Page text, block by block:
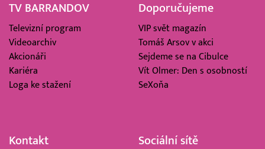
TV BARRANDOV
Televizní program
Videoarchiv
Akcionáři
Kariéra
Loga ke stažení
Doporučujeme
VIP svět magazín
Tomáš Arsov v akci
Sejdeme se na Cibulce
Vít Olmer: Den s osobností
SeXoňa
Kontakt Sociální sítě